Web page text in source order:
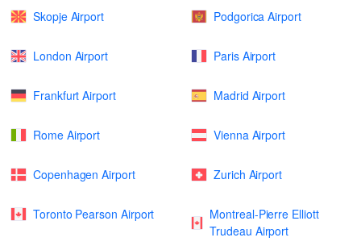
Skopje Airport Podgorica Airport
London Airport Paris Airport
Frankfurt Airport Madrid Airport
Rome Airport Vienna Airport
Copenhagen Airport Zurich Airport
Toronto Pearson Airport
Montreal-Pierre Elliott
Trudeau Airport